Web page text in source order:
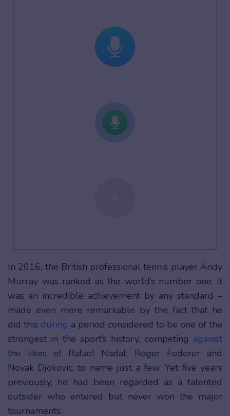
In 2016, the British professional tennis player Andy
Murray was ranked as the world’s number one. It
was an incredible achievement by any standard –
made even more remarkable by the fact that he
did this during a period considered to be one of the
strongest in the sport’s history, competing against
the likes of Rafael Nadal, Roger Federer and
Novak Djokovic, to name just a few. Yet five years
previously, he had been regarded as a talented
outsider who entered but never won the major
tournaments.